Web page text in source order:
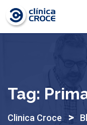
Skip
content
Tag:
Clinica Croce >